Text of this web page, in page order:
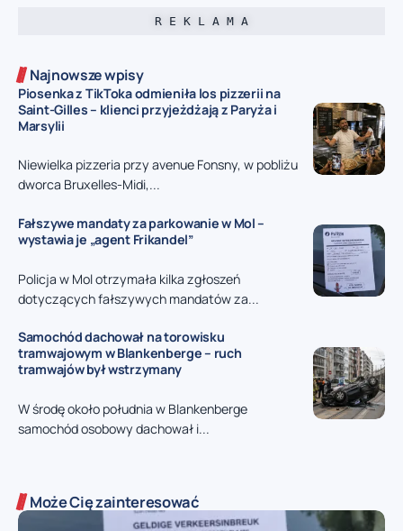
R E K L A M A
Najnowsze wpisy
Piosenka z TikToka odmieniła los pizzerii na
Saint-Gilles – klienci przyjeżdżają z Paryża i
Marsylii
Niewielka pizzeria przy avenue Fonsny, w pobliżu
dworca Bruxelles-Midi,...
Fałszywe mandaty za parkowanie w Mol –
wystawia je „agent Frikandel”
Policja w Mol otrzymała kilka zgłoszeń
dotyczących fałszywych mandatów za...
Samochód dachował na torowisku
tramwajowym w Blankenberge – ruch
tramwajów był wstrzymany
W środę około południa w Blankenberge
samochód osobowy dachował i...
Może Cię zainteresować